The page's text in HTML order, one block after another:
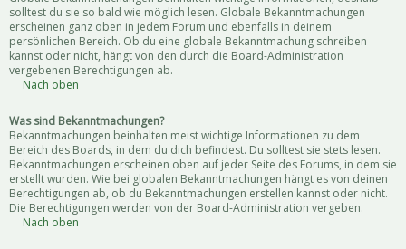
solltest du sie so bald wie möglich lesen. Globale Bekanntmachungen
erscheinen ganz oben in jedem Forum und ebenfalls in deinem
persönlichen Bereich. Ob du eine globale Bekanntmachung schreiben
kannst oder nicht, hängt von den durch die Board-Administration
vergebenen Berechtigungen ab.
Nach oben
Was sind Bekanntmachungen?
Bekanntmachungen beinhalten meist wichtige Informationen zu dem
Bereich des Boards, in dem du dich befindest. Du solltest sie stets lesen.
Bekanntmachungen erscheinen oben auf jeder Seite des Forums, in dem sie
erstellt wurden. Wie bei globalen Bekanntmachungen hängt es von deinen
Berechtigungen ab, ob du Bekanntmachungen erstellen kannst oder nicht.
Die Berechtigungen werden von der Board-Administration vergeben.
Nach oben